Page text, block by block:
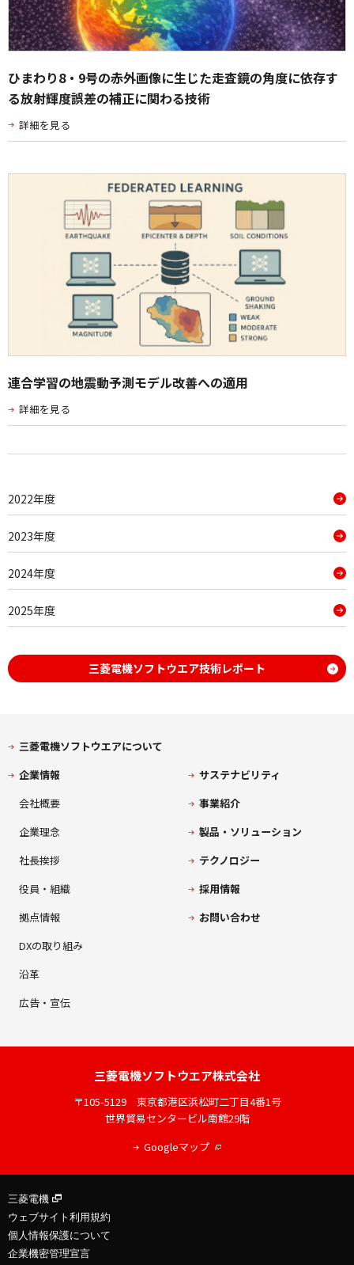
ひまわり8・9号の赤外画像に生じた走査鏡の角度に依存す
る放射輝度誤差の補正に関わる技術
詳細を見る
連合学習の地震動予測モデル改善への適用
詳細を見る
2022年度
2023年度
2024年度
2025年度
三菱電機ソフトウエア技術レポート
三菱電機ソフトウエア株式会社
〒105-5129 東京都港区浜松町二丁目4番1号
世界貿易センタービル南館29階
Googleマップ
三菱電機ソフトウエアについて
企業情報
会社概要
企業理念
社長挨拶
役員・組織
拠点情報
DXの取り組み
沿革
広告・宣伝
サステナビリティ
事業紹介
製品・ソリューション
テクノロジー
採用情報
お問い合わせ
三菱電機
ウェブサイト利用規約
個人情報保護について
企業機密管理宣言